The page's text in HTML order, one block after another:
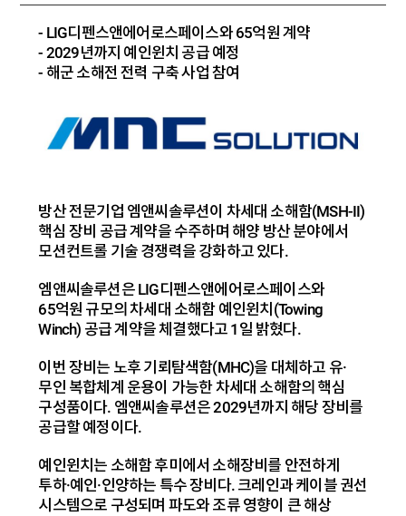
- LIG디펜스앤에어로스페이스와 65억원 계약
- 2029년까지 예인윈치 공급 예정
- 해군 소해전 전력 구축 사업 참여
방산 전문기업 엠앤씨솔루션이 차세대 소해함(MSH-II)
핵심 장비 공급 계약을 수주하며 해양 방산 분야에서
모션컨트롤 기술 경쟁력을 강화하고 있다.
엠앤씨솔루션은 LIG디펜스앤에어로스페이스와
65억원 규모의 차세대 소해함 예인윈치(Towing
Winch) 공급 계약을 체결했다고 1일 밝혔다.
이번 장비는 노후 기뢰탐색함(MHC)을 대체하고 유·
무인 복합체계 운용이 가능한 차세대 소해함의 핵심
구성품이다. 엠앤씨솔루션은 2029년까지 해당 장비를
공급할 예정이다.
예인윈치는 소해함 후미에서 소해장비를 안전하게
투하·예인·인양하는 특수 장비다. 크레인과 케이블 권선
시스템으로 구성되며 파도와 조류 영향이 큰 해상